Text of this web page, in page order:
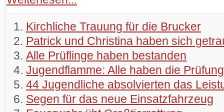
Kirchliche Trauung für die Brucker
Patrick und Christina haben sich
Alle Prüflinge haben bestanden
Jugendflamme: Alle haben die
44 Jugendliche absolvierten das
Segen für das neue Einsatzfahrzeug